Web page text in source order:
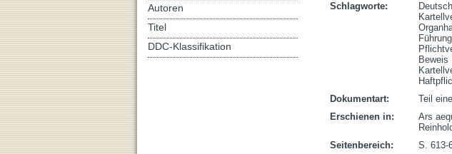
Schlagworte:
Beweis
Dokumentart:
Teil
Erschienen in:
Ars
Seitenbereich:
S. 613-
Autoren
Titel
DDC-Klassifikation